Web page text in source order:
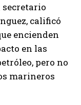
secretario
calificó
encienden
en las
pero no
marineros